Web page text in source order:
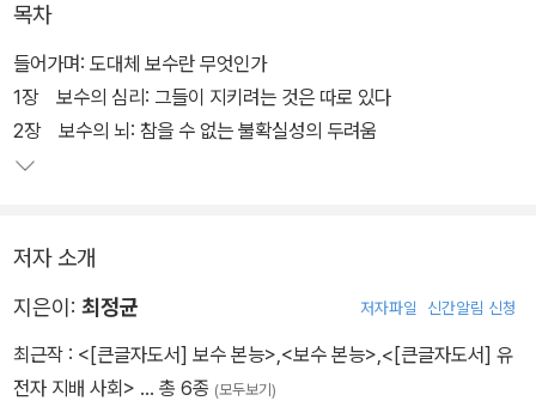
정치 양극화나 20, 30대 젊은 남성들의 우경화 등 역사에서 유례를
찾기 힘든 추세에 대한 현상학적인 분석들은 그동안 피상적인 설명만
을 제공해 왔을 뿐이다.
전작에서 유전자의 지배가 어떻게 의학뿐 아니라 가정, 경제, 정치, 종
처》, 《사이언스》 등 유수 학술지에 실린 사회심리학, 행동경제학, 뇌
과학, 유전학, 진화론의 연구들을 종합해 인간의 정치 성향과 행동을
작되는 탐구의 여정은 보수와 진보의 실체를 규정하는 것을 넘어서
생물학적 종으로서의 인간을 철학적으로 고찰하는 데까지 나아간다.
목차
들어가며: 도대체 보수란 무엇인가
1장 보수의 심리: 그들이 지키려는 것은 따로 있다
2장 보수의 뇌: 참을 수 없는 불확실성의 두려움
저자 소개
지은이: 최정균 저자파일 신간알림 신청
최근작 : <[큰글자도서] 보수 본능>,<보수 본능>,<[큰글자도서] 유
전자 지배 사회> … 총 6종 (모두보기)